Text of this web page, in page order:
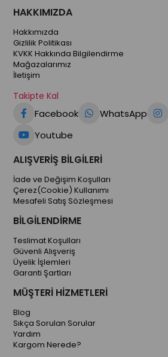
HAKKIMIZDA
Hakkımızda
Gizlilik Politikası
KVKK Hakkında Bilgilendirme
Mağazalarımız
İletişim
Takipte Kal
Facebook WhatsApp
Youtube
ALIŞVERİŞ BİLGİLERİ
İade ve Değişim Koşulları
Çerez(Cookie) Kullanımı
Mesafeli Satış Sözleşmesi
BİLGİLENDİRME
Teslimat Koşulları
Güvenli Alışveriş
Üyelik İşlemleri
Garanti Şartları
MÜŞTERİ HİZMETLERİ
Blog
Sıkça Sorulan Sorular
Yardım
Kargom Nerede?